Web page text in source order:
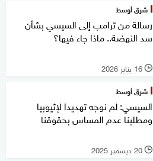
شرق أوسط
رسالة من ترامب إلى السيسي بشأن
سد النهضة.. ماذا جاء فيها؟
l 16 يناير 2026
شرق أوسط
السيسي: لم نوجه تهديدا لإثيوبيا
ومطلبنا عدم المساس بحقوقنا
l 20 ديسمبر 2025